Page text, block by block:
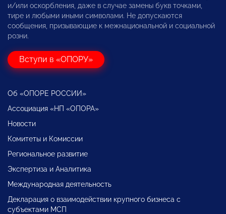
и/или оскорбления, даже в случае замены букв точками,
тире и любыми иными символами. Не допускаются
сообщения, призывающие к межнациональной и социальной
розни.
Вступи в «ОПОРУ»
Об «ОПОРЕ РОССИИ»
Ассоциация «НП «ОПОРА»
Новости
Комитеты и Комиссии
Региональное развитие
Экспертиза и Аналитика
Международная деятельность
Декларация о взаимодействии крупного бизнеса с
субъектами МСП